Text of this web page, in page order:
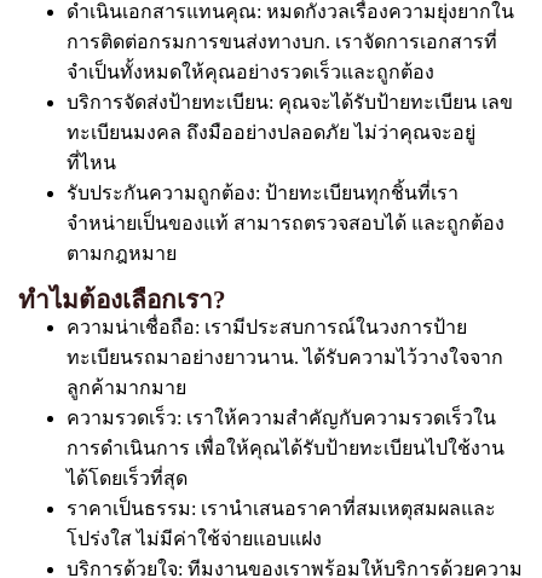
ดำเนินเอกสารแทนคุณ: หมดกังวลเรื่องความยุ่งยากใน
การติดต่อกรมการขนส่งทางบก. เราจัดการเอกสารที่
จำเป็นทั้งหมดให้คุณอย่างรวดเร็วและถูกต้อง
บริการจัดส่งป้ายทะเบียน: คุณจะได้รับป้ายทะเบียน เลข
ทะเบียนมงคล ถึงมืออย่างปลอดภัย ไม่ว่าคุณจะอยู่
ที่ไหน
รับประกันความถูกต้อง: ป้ายทะเบียนทุกชิ้นที่เรา
จำหน่ายเป็นของแท้ สามารถตรวจสอบได้ และถูกต้อง
ตามกฎหมาย
ทำไมต้องเลือกเรา?
ความน่าเชื่อถือ: เรามีประสบการณ์ในวงการป้าย
ทะเบียนรถมาอย่างยาวนาน. ได้รับความไว้วางใจจาก
ลูกค้ามากมาย
ความรวดเร็ว: เราให้ความสำคัญกับความรวดเร็วใน
การดำเนินการ เพื่อให้คุณได้รับป้ายทะเบียนไปใช้งาน
ได้โดยเร็วที่สุด
ราคาเป็นธรรม: เรานำเสนอราคาที่สมเหตุสมผลและ
โปร่งใส ไม่มีค่าใช้จ่ายแอบแฝง
บริการด้วยใจ: ทีมงานของเราพร้อมให้บริการด้วยความ